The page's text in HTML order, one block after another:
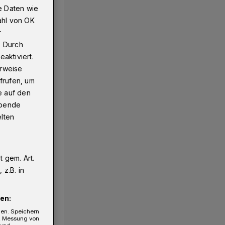
Unfall
Daten wie
von OK
Durch
um
auf den
gem. Art.
z.B. in
Speichern
von